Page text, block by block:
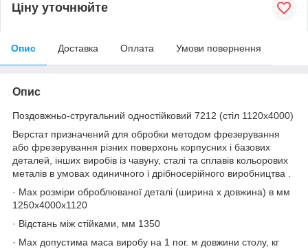
Ціну уточнюйте
Опис Доставка Оплата Умови повернення
Опис
Поздовжньо-стругальний одностійковий 7212 (стіл 1120х4000)
Верстат призначений для обробки методом фрезерування
або фрезерування різних поверхонь корпусних і базових
деталей, інших виробів із чавуну, сталі та сплавів кольорових
металів в умовах одиничного і дрібносерійного виробництва .
· Max розміри оброблюваної деталі (ширина х довжина) в мм
1250x4000x1120
· Відстань між стійками, мм 1350
· Max допустима маса виробу на 1 пог. м довжини столу, кг